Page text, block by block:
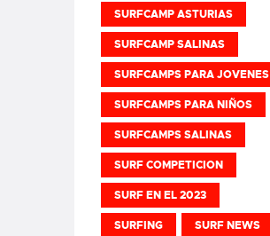
SURFCAMP ASTURIAS
SURFCAMP SALINAS
SURFCAMPS PARA JOVENES
SURFCAMPS PARA NIÑOS
SURFCAMPS SALINAS
SURF COMPETICION
SURF EN EL 2023
SURFING SURF NEWS